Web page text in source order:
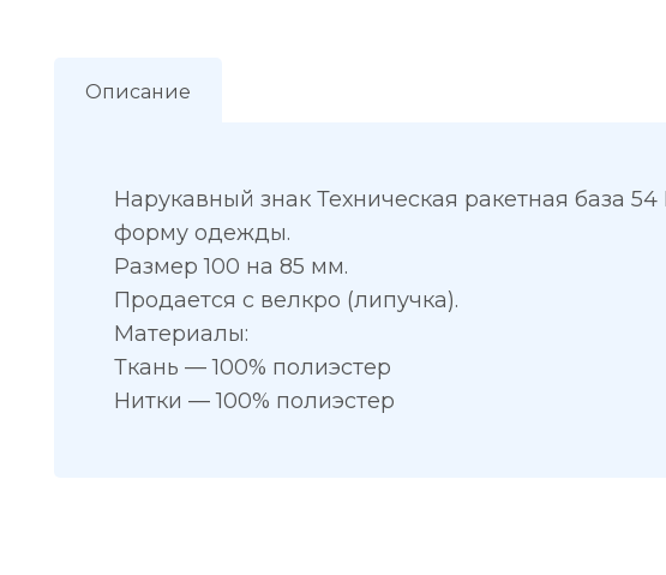
Описание
Нарукавный знак Техническая ракетная база
форму одежды.
Размер 100 на 85 мм.
Продается с велкро (липучка).
Материалы:
Ткань — 100% полиэстер
Нитки — 100% полиэстер